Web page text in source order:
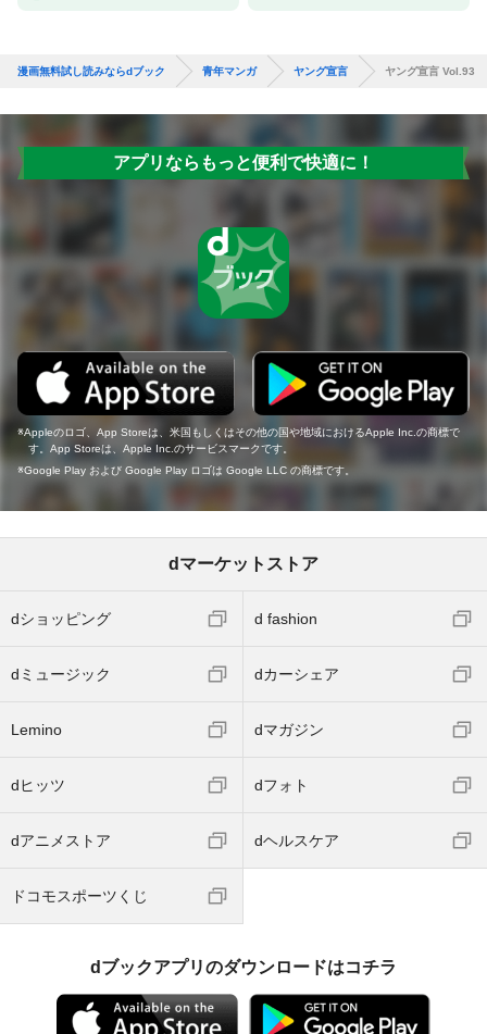
漫画無料試し読みならdブック 青年マンガ ヤング宣言 ヤング宣言 Vol.93
アプリならもっと便利で快適に！
Appleのロゴ、App Storeは、米国もしくはその他の国や地域におけるApple Inc.の商標で
す。App Storeは、Apple Inc.のサービスマークです。
Google Play および Google Play ロゴは Google LLC の商標です。
dマーケットストア
dショッピング d fashion
dミュージック dカーシェア
Lemino dマガジン
dヒッツ dフォト
dアニメストア dヘルスケア
ドコモスポーツくじ
dブックアプリのダウンロードはコチラ